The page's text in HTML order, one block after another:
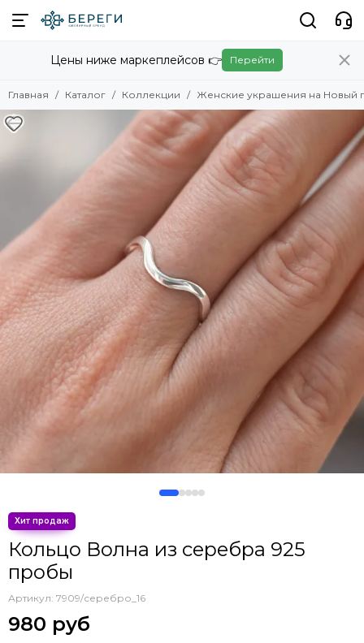
Коллекции
Смотреть все товары
Авторские украшения
Восточные украшения
Христианские украшения
Египет
Логово змей
Карты Таро
Знаки зодиака
Куспиды
Китайские знаки зодиака
Фэнтези
Нумерология: магия чисел
Игры и кино
Сакральная геометрия
Минимализм
Цены ниже маркеплейсов 👉 Перейти
Главная Каталог Коллекции Женские украшения на Новый
Кольцо Волна из серебра 925
пробы
Артикул: 7909/серебро_16
980 руб